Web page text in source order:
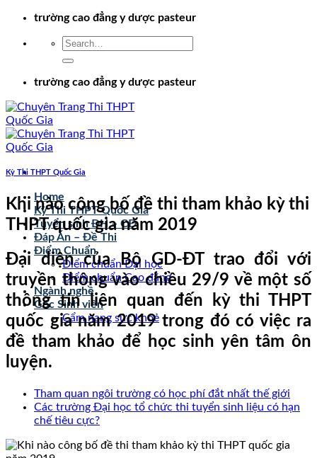
Chuyểntrường cao đẳng y dược pasteur
trường cao đẳng y dược pasteur
Home
Kỳ Thi THPT Quốc Gia
Tuyển sinh ĐH – CĐ
Đáp Án – Đề Thi
Điểm Chuẩn
Điểm chuẩn Đại học
Điểm chuẩn Cao đẳng
Ngành nghề
Góc Sinh viên
Cẩm nang sức khoẻ
Kỳ Thi THPT Quốc Gia
Khi nào công bố đề thi tham khảo kỳ thi
THPT quốc gia năm 2019
Đại diện của Bộ GD-ĐT trao đổi với
truyền thông vào chiều 29/9 về một số
thông tin liên quan đến kỳ thi THPT
quốc gia năm 2019 trong đó có việc ra
đề tham khảo để học sinh yên tâm ôn
luyện.
Tham quan ngôi trường có học phí đắt nhất thế giới
Các trường Đại học tổ chức thi tuyển sinh liệu có hạn
chế tiêu cực?